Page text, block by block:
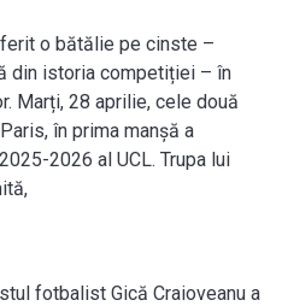
o bătălie pe cinste –
din istoria competiției – în
Marți, 28 aprilie, cele două
în prima manșă a
2026 al UCL. Trupa lui
fotbalist Gică Craioveanu a